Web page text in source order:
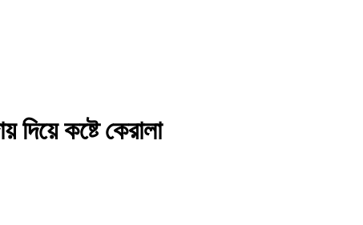
দিয়ে কষ্টে কেরালা